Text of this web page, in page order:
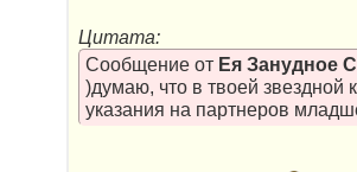
Цитата:
Сообщение от Ея Занудное
)думаю, что в твоей звездной
указания на партнеров